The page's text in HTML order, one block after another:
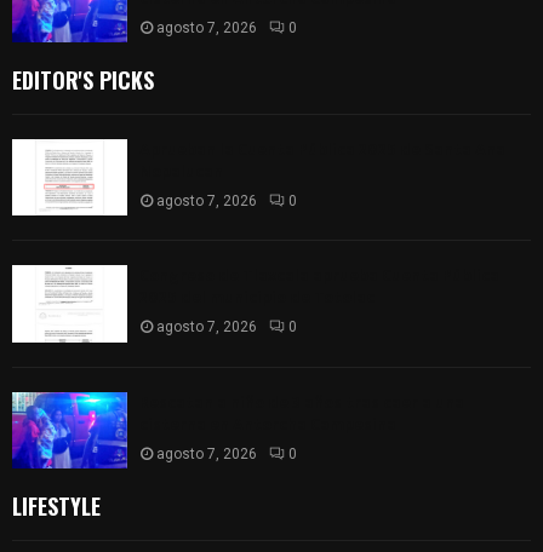
agosto 7, 2026 0
EDITOR'S PICKS
agosto 7, 2026 0
agosto 7, 2026 0
agosto 7, 2026 0
LIFESTYLE